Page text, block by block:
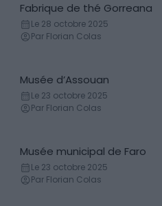
Jardin & espace vert
Fabrique de thé Gorreana
Le 28 octobre 2025
Par Florian Colas
Musées
Musée d’Assouan
Le 23 octobre 2025
Par Florian Colas
Musées
Musée municipal de Faro
Le 23 octobre 2025
Par Florian Colas